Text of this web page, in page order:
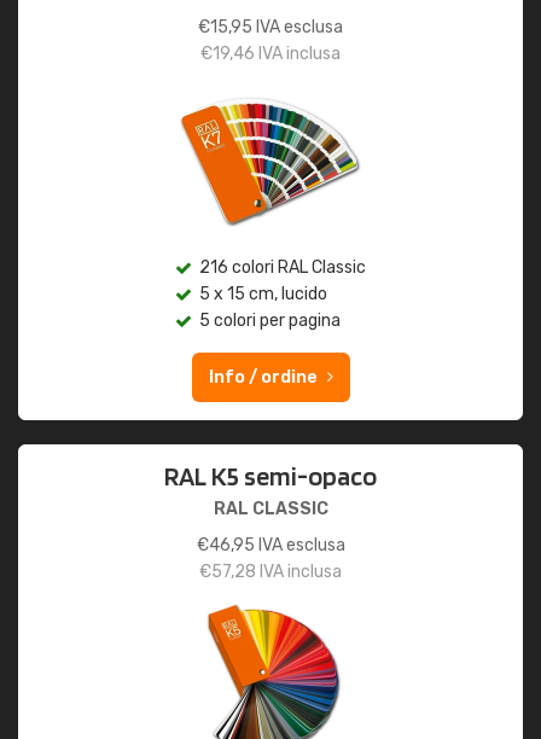
€15,95 IVA esclusa
€19,46 IVA inclusa
216 colori RAL Classic
5 x 15 cm, lucido
5 colori per pagina
Info / ordine
RAL K5 semi-opaco
RAL CLASSIC
€46,95 IVA esclusa
€57,28 IVA inclusa